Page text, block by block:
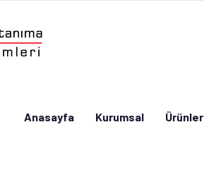
Anasayfa Kurumsal Ürünler
Anasayfa